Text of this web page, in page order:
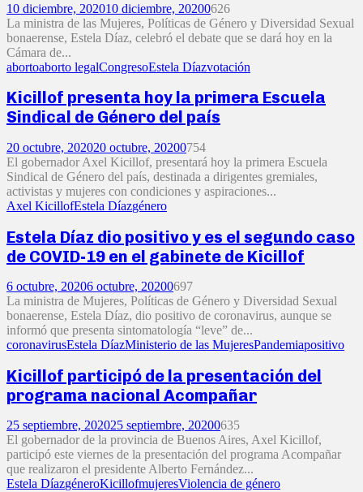
10 diciembre, 202010 diciembre, 20200626
La ministra de las Mujeres, Políticas de Género y Diversidad Sexual
bonaerense, Estela Díaz, celebró el debate que se dará hoy en la
Cámara de...
abortoaborto legalCongresoEstela Díazvotación
Kicillof presenta hoy la primera Escuela
Sindical de Género del país
20 octubre, 202020 octubre, 20200754
El gobernador Axel Kicillof, presentará hoy la primera Escuela
Sindical de Género del país, destinada a dirigentes gremiales,
activistas y mujeres con condiciones y aspiraciones...
Axel KicillofEstela Díazgénero
Estela Díaz dio positivo y es el segundo caso
de COVID-19 en el gabinete de Kicillof
6 octubre, 20206 octubre, 20200697
La ministra de Mujeres, Políticas de Género y Diversidad Sexual
bonaerense, Estela Díaz, dio positivo de coronavirus, aunque se
informó que presenta sintomatología “leve” de...
coronavirusEstela DíazMinisterio de las MujeresPandemiapositivo
Kicillof participó de la presentación del
programa nacional Acompañar
25 septiembre, 202025 septiembre, 20200635
El gobernador de la provincia de Buenos Aires, Axel Kicillof,
participó este viernes de la presentación del programa Acompañar
que realizaron el presidente Alberto Fernández...
Estela DíazgéneroKicillofmujeresViolencia de género